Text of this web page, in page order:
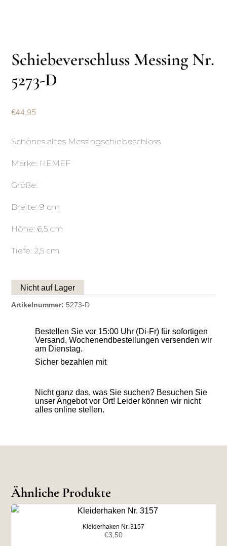
Schiebeverschluss Messing Nr.
5273-D
€44,95
Schönes altes Messingschiebeschloss
Marke: NEMEF
Größe:
Breite: 9 cm
Höhe: 6,5 cm
Tiefe: 2,5 cm
Nicht auf Lager
Artikelnummer: 5273-D
Bestellen Sie vor 15:00 Uhr (Di-Fr) für sofortigen
Versand, Wochenendbestellungen versenden wir
am Dienstag.
Sicher bezahlen mit
Nicht ganz das, was Sie suchen? Besuchen Sie
unser Angebot vor Ort! Leider können wir nicht
alles online stellen.
Ähnliche Produkte
Kleiderhaken Nr. 3157
€3,50